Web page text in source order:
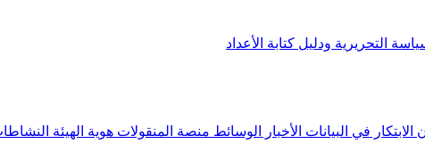
التحريرية ودليل كتابة الأعداد
الابتكار في البيانات الأخبار الوسائط منصة المنقولات هوية الهيئة